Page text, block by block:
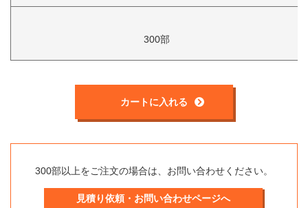
300部
カートに入れる
300部以上をご注文の場合は、お問い合わせください。
見積り依頼・お問い合わせページへ